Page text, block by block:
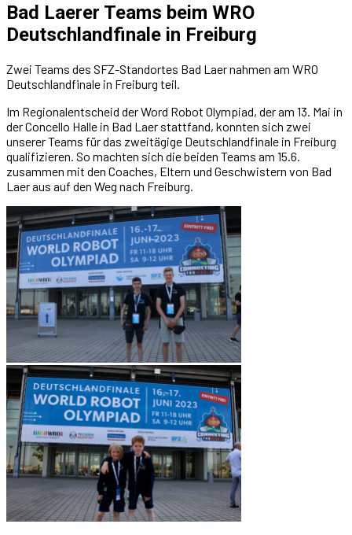
Bad Laerer Teams beim WRO
Deutschlandfinale in Freiburg
Zwei Teams des SFZ-Standortes Bad Laer nahmen am WRO
Deutschlandfinale in Freiburg teil.
Im Regionalentscheid der Word Robot Olympiad, der am 13. Mai in
der Concello Halle in Bad Laer stattfand, konnten sich zwei
unserer Teams für das zweitägige Deutschlandfinale in Freiburg
qualifizieren. So machten sich die beiden Teams am 15.6.
zusammen mit den Coaches, Eltern und Geschwistern von Bad
Laer aus auf den Weg nach Freiburg.